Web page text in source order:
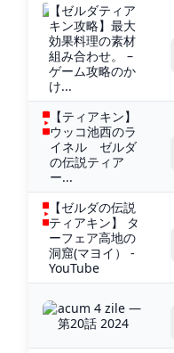
【ゼルダティア
キン攻略】最大
効果料理の素材
組み合わせ。 –
ゲーム攻略のか
け...
【ティアキン】
ウッコ池西のラ
イネル ゼルダ
の伝説ティア
ー...
【ゼルダの伝説
ティアキン】 タ
ーフェア高地の
洞窟(マヨイ） -
YouTube
acum 4 zile —
第20話 2024